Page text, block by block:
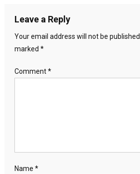
Leave a Reply
Your email address will not be published.
marked *
Comment*
Name *